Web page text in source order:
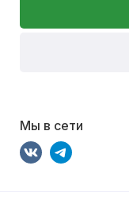
Мы в сети